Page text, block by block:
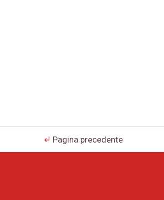
subdirectory_arrow_left Pagina precedente